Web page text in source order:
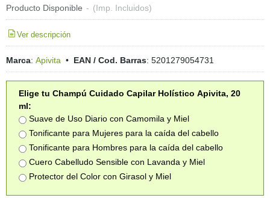
Producto Disponible - (Imp. Incluidos)
Ver descripción
Marca: Apivita • EAN / Cod. Barras: 5201279054731
Elige tu Champú Cuidado Capilar Holístico Apivita, 20
ml:
Suave de Uso Diario con Camomila y Miel
Tonificante para Mujeres para la caída del cabello
Tonificante para Hombres para la caída del cabello
Cuero Cabelludo Sensible con Lavanda y Miel
Protector del Color con Girasol y Miel